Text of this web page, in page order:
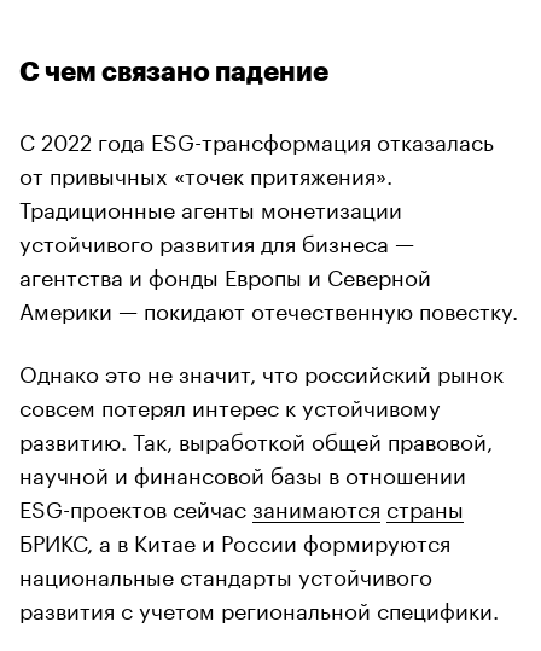
С чем связано падение
С 2022 года ESG-трансформация отказалась
от привычных «точек притяжения».
Традиционные агенты монетизации
устойчивого развития для бизнеса —
агентства и фонды Европы и Северной
Америки — покидают отечественную повестку.
Однако это не значит, что российский рынок
совсем потерял интерес к устойчивому
развитию. Так, выработкой общей правовой,
научной и финансовой базы в отношении
ESG-проектов сейчасзанимаются страны
БРИКС, а в Китае и России формируются
национальные стандарты устойчивого
развития с учетом региональной специфики.